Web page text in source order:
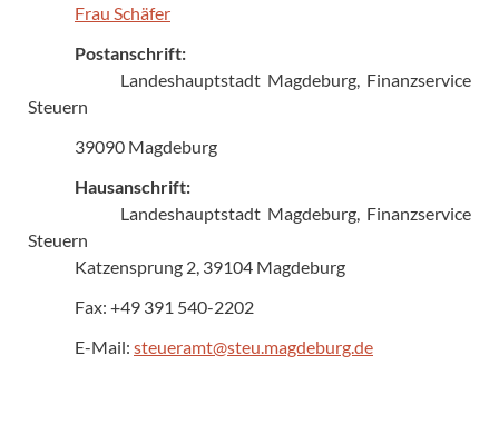
Frau Schäfer
Postanschrift:
Landeshauptstadt Magdeburg, Finanzservice
Steuern
39090 Magdeburg
Hausanschrift:
Landeshauptstadt Magdeburg, Finanzservice
Steuern
Katzensprung 2, 39104 Magdeburg
Fax: +49 391 540-2202
E-Mail: steueramt@steu.magdeburg.de